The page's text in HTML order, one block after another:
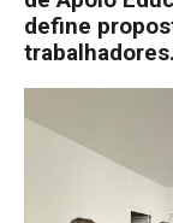
define
trabalhadores.